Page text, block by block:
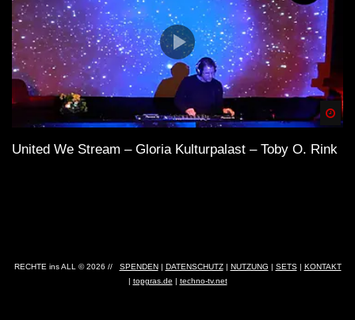
United We Stream – Gloria Kulturpalast – Toby O. Rink
RECHTE ins ALL © 2026 // SPENDEN| DATENSCHUTZ| NUTZUNG | SETS| KONTAKT
| topgras.de | techno-tv.net